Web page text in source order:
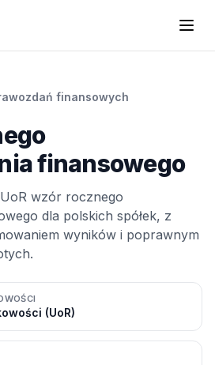
finansowych
finansowego
wzór rocznego
dla polskich spółek, z
wyników i poprawnym
(UoR)